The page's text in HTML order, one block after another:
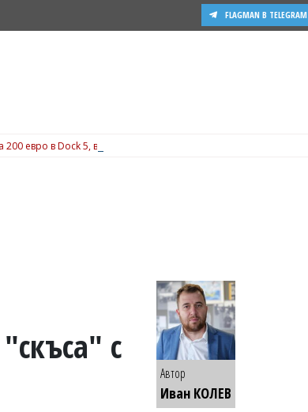
FLAGMAN В TELEGRAM
евро в Dock 5, вижте подробности
с
Автор
Иван КОЛЕВ